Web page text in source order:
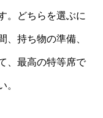
。どちらを選ぶに
、持ち物の準備、
、最高の特等席で
。